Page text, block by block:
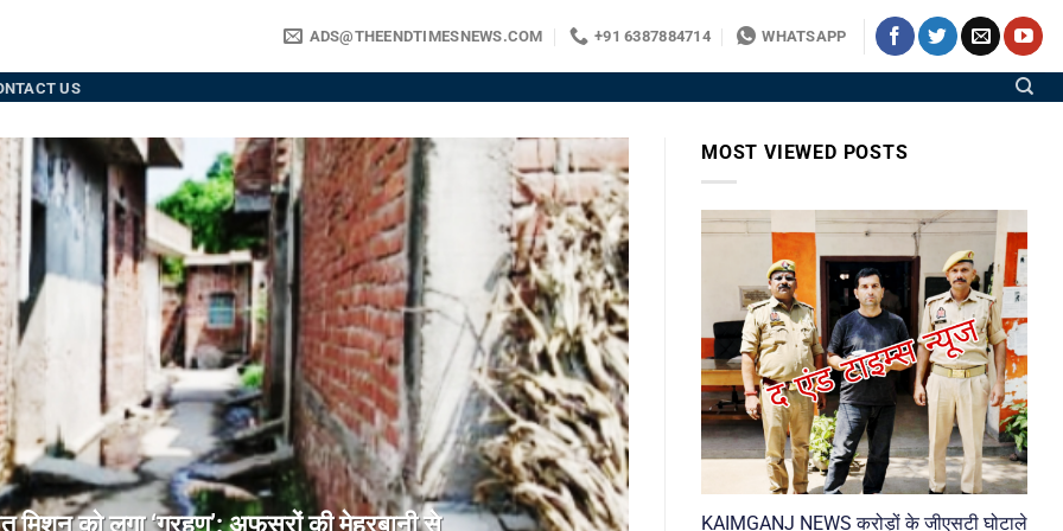
ADS@THEENDTIMESNEWS.COM +91 6387884714 WHATSAPP
US
को लगा ‘ग्रहण’: अफसरों की मेहरबानी से
MOST VIEWED POSTS
KAIMGANJ NEWS करोड़ों के जीएसटी घोटाले